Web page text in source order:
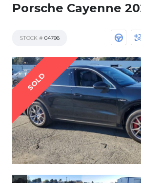
Porsche Cayenne
STOCK # 04796
SOLD